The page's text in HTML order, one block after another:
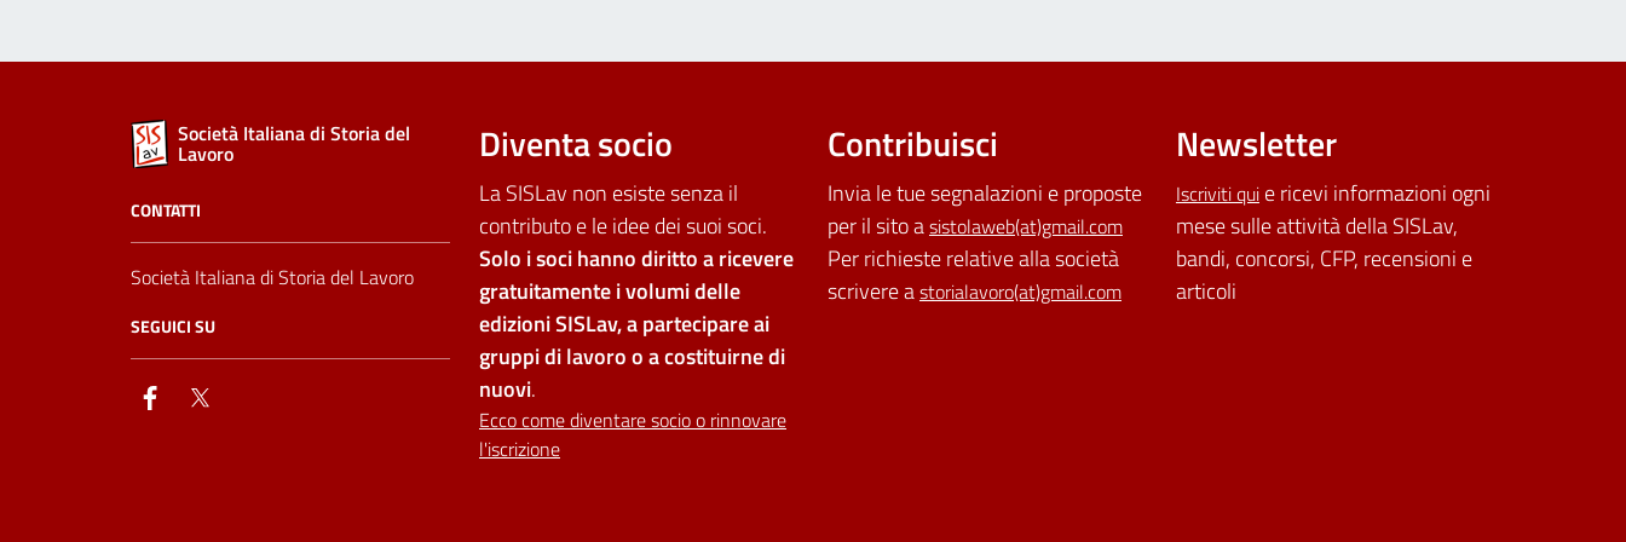
Società Italiana di Storia del
Lavoro
CONTATTI
Società Italiana di Storia del Lavoro
SEGUICI SU
facebook
Diventa socio
La SISLav non esiste senza il
contributo e le idee dei suoi soci.
Solo i soci hanno diritto a ricevere
gratuitamente i volumi delle
edizioni SISLav, a partecipare ai
gruppi di lavoro o a costituirne di
nuovi.
Ecco come diventare socio o rinnovare
l'iscrizione
Contribuisci
Invia le tue segnalazioni e proposte
per il sito asistolaweb(at)gmail.com
Per richieste relative alla società
scrivere astorialavoro(at)gmail.com
Newsletter
Iscriviti quie ricevi informazioni ogni
mese sulle attività della SISLav,
bandi, concorsi, CFP, recensioni e
articoli